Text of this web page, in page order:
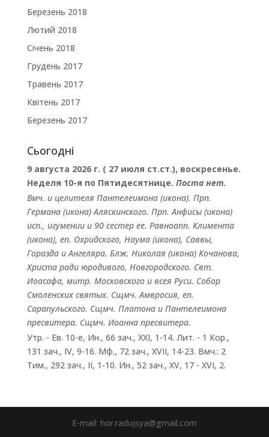
Березень 2018
Лютий 2018
Січень 2018
Грудень 2017
Травень 2017
Квітень 2017
Березень 2017
Сьогодні
9 августа 2026 г. ( 27 июля ст.ст.), воскресенье.
Неделя 10-я по Пятидесятнице. Поста нет.
Вмч. и целителя Пантелеимона(икона). Прп.
Германа(икона) Аляскинского. Прп.Анфисы(икона)
исп., игумении и 90 сестер ее. Равноапп. Климента
(икона), еп. Охридского, Наума(икона), Саввы,
ГораздаиАнгеляра. Блж. Николая (икона) Кочанова,
Христа ради юродивого, Новгородского. Свт.
Иоасафа, митр. Московского и всея Руси. Собор
Смоленских святых. Сщмч.Амвросия, еп.
Сарапульского. Сщмч. Платонаи Пантелеимона
пресвитера. Сщмч. Иоаннапресвитера.
Утр. - Ев. 10-е, Ин., 66 зач., XXI, 1-14. Лит. - 1 Кор.,
131 зач., IV, 9-16. Мф., 72 зач., XVII, 14-23. Вмч.: 2
Тим., 292 зач., II, 1-10. Ин., 52 зач., XV, 17 - XVI, 2.
E-mail: hor.radujsya@gmail.com